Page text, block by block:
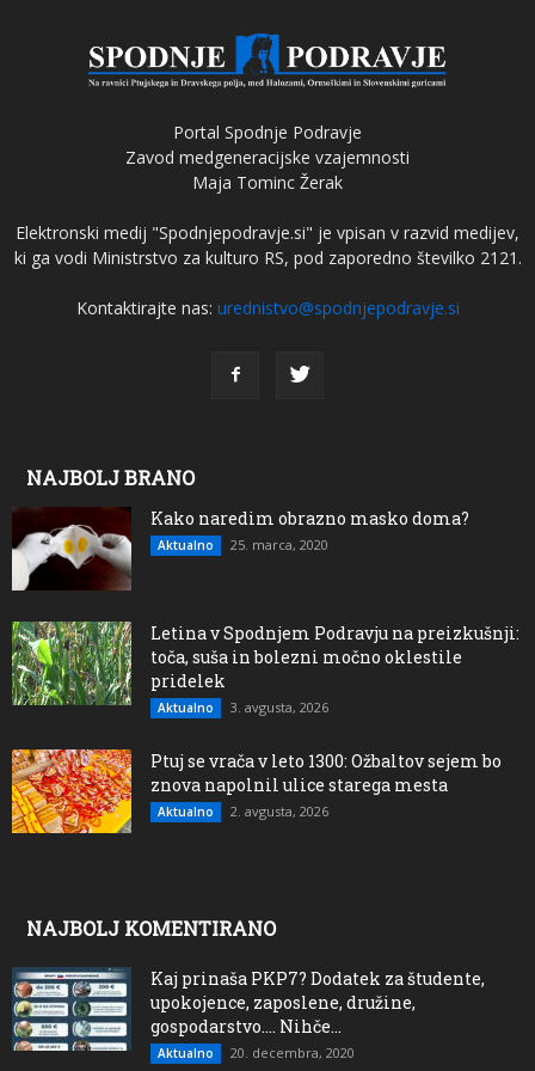
Portal Spodnje Podravje
Zavod medgeneracijske vzajemnosti
Maja Tominc Žerak
Elektronski medij "Spodnjepodravje.si" je vpisan v razvid medijev,
ki ga vodi Ministrstvo za kulturo RS, pod zaporedno številko 2121.
Kontaktirajte nas: urednistvo@spodnjepodravje.si
NAJBOLJ BRANO
Kako naredim obrazno masko doma?
Aktualno 25. marca, 2020
Letina v Spodnjem Podravju na preizkušnji:
toča, suša in bolezni močno oklestile
pridelek
Aktualno 3. avgusta, 2026
Ptuj se vrača v leto 1300: Ožbaltov sejem bo
znova napolnil ulice starega mesta
Aktualno 2. avgusta, 2026
NAJBOLJ KOMENTIRANO
Kaj prinaša PKP7? Dodatek za študente,
upokojence, zaposlene, družine,
gospodarstvo…. Nihče...
Aktualno 20. decembra, 2020